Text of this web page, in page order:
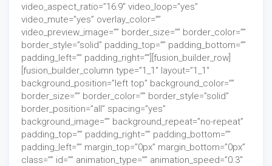
video_aspect_ratio=”16:9″ video_loop=”yes”
video_mute=”yes” overlay_color=””
video_preview_image=”” border_size=”” border_color=””
border_style=”solid” padding_top=”” padding_bottom=””
padding_left=”” padding_right=””][fusion_builder_row]
[fusion_builder_column type=”1_1″ layout=”1_1″
background_position=”left top” background_color=””
border_size=”” border_color=”” border_style=”solid”
border_position=”all” spacing=”yes”
background_image=”” background_repeat=”no-repeat”
padding_top=”” padding_right=”” padding_bottom=””
padding_left=”” margin_top=”0px” margin_bottom=”0px”
class=”” id=”” animation_type=”” animation_speed=”0.3″